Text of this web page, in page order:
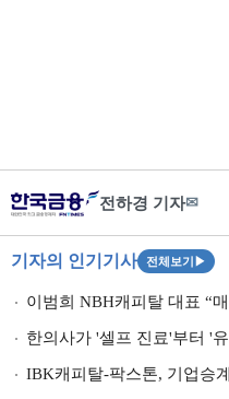
전하경 기자✉
기자의 인기기사 전체보기 ▶
이범희 NBH캐피탈 대표 “
한의사가 '셀프 진료'부터 '
IBK캐피탈-팍스톤, 기업승